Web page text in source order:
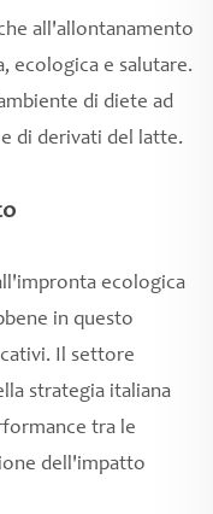
all'allontanamento
ecologica e salutare.
di diete ad
di derivati del latte.
ecologica
in questo
Il settore
strategia italiana
tra le
dell'impatto